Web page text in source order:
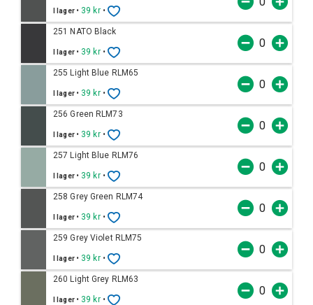
I lager • 39 kr •
251 NATO Black
I lager • 39 kr •
255 Light Blue RLM65
I lager • 39 kr •
256 Green RLM73
I lager • 39 kr •
257 Light Blue RLM76
I lager • 39 kr •
258 Grey Green RLM74
I lager • 39 kr •
259 Grey Violet RLM75
I lager • 39 kr •
260 Light Grey RLM63
I lager • 39 kr •